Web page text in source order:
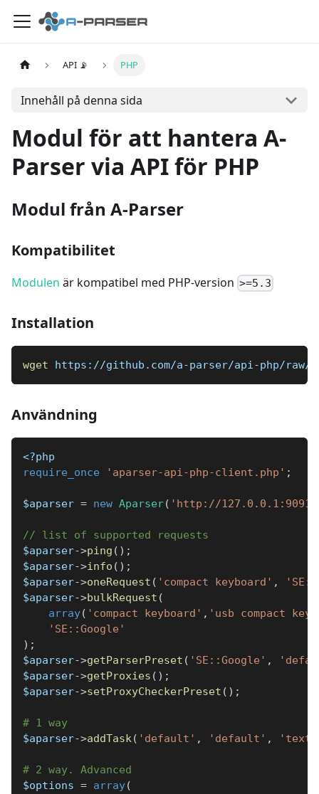
API 📡 PHP
Innehåll på denna sida
Modul för att hantera A-
Parser via API för PHP
Modul från A-Parser
Kompatibilitet
Modulen är kompatibel med PHP-version >=5.3
Installation
wget https://github.com/a-parser/api-php/raw/
Användning
<?php
require_once
'aparser-api-php-client.php' ;
$aparser = new Aparser( 'http://127.0.0.1:9091/
// list of supported requests
$aparser->ping ( ) ;
$aparser->info ( ) ;
$aparser->oneRequest ( 'compact keyboard' ,
$aparser->bulkRequest (
array( 'compact keyboard' , 'usb compact
'SE::Google'
) ;
$aparser->getParserPreset ( 'SE::Google' ,
$aparser->getProxies ( ) ;
$aparser->setProxyCheckerPreset ( ) ;
# 1 way
$aparser->addTask( 'default' , 'default' , 'text'
# 2 way. Advanced
$options = array(